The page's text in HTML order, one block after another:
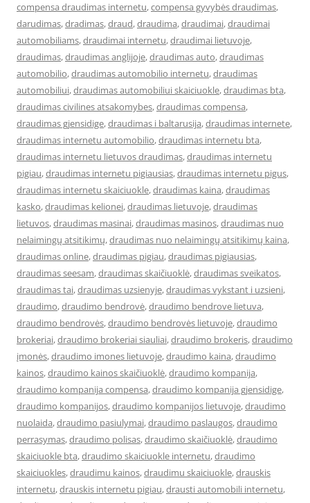
compensa draudimas internetu,compensa gyvybės draudimas,
darudimas,dradimas,draud,draudima,draudimai,draudimai
automobiliams,draudimai internetu,draudimai lietuvoje,
draudimas,draudimas anglijoje,draudimas auto,draudimas
automobilio,draudimas automobilio internetu,draudimas
automobiliui,draudimas automobiliui skaiciuokle,draudimas bta,
draudimas civilines atsakomybes,draudimas compensa,
draudimas gjensidige,draudimas i baltarusija,draudimas internete,
draudimas internetu automobilio,draudimas internetu bta,
draudimas internetu lietuvos draudimas,draudimas internetu
pigiau,draudimas internetu pigiausias,draudimas internetu pigus,
draudimas internetu skaiciuokle,draudimas kaina,draudimas
kasko,draudimas kelionei,draudimas lietuvoje,draudimas
lietuvos,draudimas masinai,draudimas masinos,draudimas nuo
nelaimingų atsitikimų,draudimas nuo nelaimingų atsitikimų kaina,
draudimas online,draudimas pigiau,draudimas pigiausias,
draudimas seesam,draudimas skaičiuoklė,draudimas sveikatos,
draudimas tai,draudimas uzsienyje,draudimas vykstant i uzsieni,
draudimo,draudimo bendrovė,draudimo bendrove lietuva,
draudimo bendrovės,draudimo bendrovės lietuvoje,draudimo
brokeriai,draudimo brokeriai siauliai,draudimo brokeris,draudimo
įmonės,draudimo imones lietuvoje,draudimo kaina,draudimo
kainos,draudimo kainos skaičiuoklė,draudimo kompanija,
draudimo kompanija compensa,draudimo kompanija gjensidige,
draudimo kompanijos,draudimo kompanijos lietuvoje,draudimo
nuolaida,draudimo pasiulymai,draudimo paslaugos,draudimo
perrasymas,draudimo polisas,draudimo skaičiuoklė,draudimo
skaiciuokle bta,draudimo skaiciuokle internetu,draudimo
skaiciuokles,draudimu kainos,draudimu skaiciuokle,drauskis
internetu,drauskis internetu pigiau,drausti automobili internetu,